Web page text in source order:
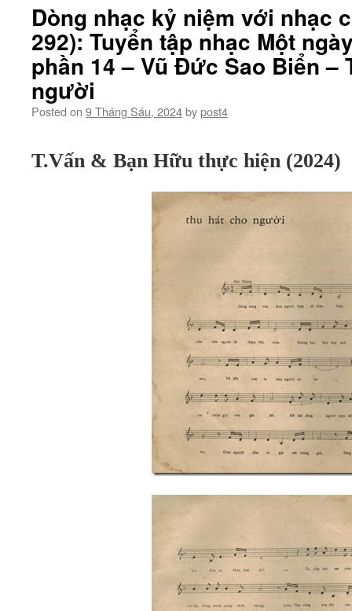
Dòng nhạc kỷ niệm với nhạc
292): Tuyển tập nhạc Một
phần 14 – Vũ Đức Sao Biển –
người
Posted on 9 Tháng Sáu, 2024bypost4
T.Vấn & Bạn Hữu thực hiện (2024)